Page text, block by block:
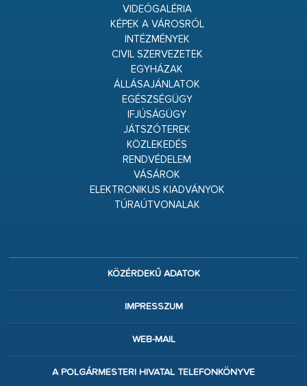
VIDEÓGALÉRIA
KÉPEK A VÁROSRÓL
INTÉZMÉNYEK
CIVIL SZERVEZETEK
EGYHÁZAK
ÁLLÁSAJÁNLATOK
EGÉSZSÉGÜGY
IFJÚSÁGÜGY
JÁTSZÓTEREK
KÖZLEKEDÉS
RENDVÉDELEM
VÁSÁROK
ELEKTRONIKUS KIADVÁNYOK
TÚRAÚTVONALAK
KÖZÉRDEKŰ ADATOK
IMPRESSZUM
WEB-MAIL
A POLGÁRMESTERI HIVATAL TELEFONKÖNYVE